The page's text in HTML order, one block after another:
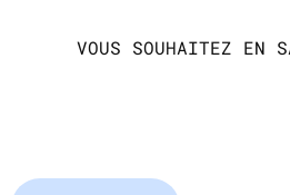
VOUS SOUHAITEZ EN